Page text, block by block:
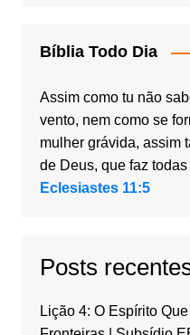
Bíblia Todo Dia
Assim como tu não
vento, nem como se
mulher grávida, assim
de Deus, que faz
Eclesiastes 11:5
Posts
Lição 4: O Espírito